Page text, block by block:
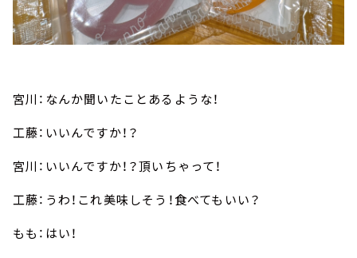
宮川：なんか聞いたことあるような！
工藤：いいんですか！？
宮川：いいんですか！？頂いちゃって！
工藤：うわ！これ美味しそう！食べてもいい？
もも：はい！